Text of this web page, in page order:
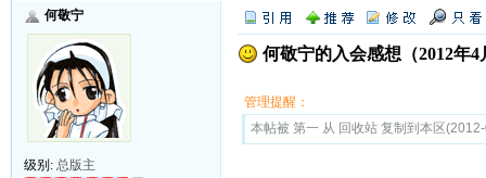
何敬宁
级别: 总版主
何敬宁的入会感想（2012年4
管理提醒：
本帖被 第一 从 回收站 复制到本区